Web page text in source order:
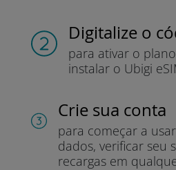
Digitalize o
para ativar o
instalar o Ubigi
Crie sua conta
para começar a
dados, verificar seu
recargas em